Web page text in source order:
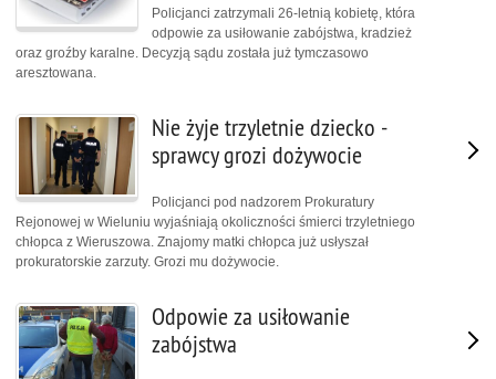
Policjanci zatrzymali 26-letnią kobietę, która
odpowie za usiłowanie zabójstwa, kradzież
oraz groźby karalne. Decyzją sądu została już tymczasowo
aresztowana.
Nie żyje trzyletnie dziecko -
sprawcy grozi dożywocie
Policjanci pod nadzorem Prokuratury
Rejonowej w Wieluniu wyjaśniają okoliczności śmierci trzyletniego
chłopca z Wieruszowa. Znajomy matki chłopca już usłyszał
prokuratorskie zarzuty. Grozi mu dożywocie.
Odpowie za usiłowanie
zabójstwa